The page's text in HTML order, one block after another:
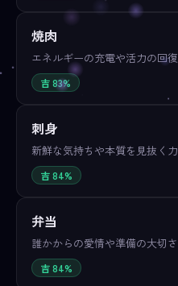
焼肉
エネルギーの充電や活力の回復
吉 83%
刺身
新鮮な気持ちや本質を見抜く力
吉 84%
弁当
誰かからの愛情や準備の大切さ
吉 84%